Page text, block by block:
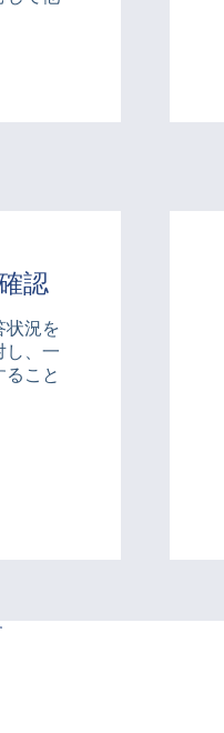
認
状況を
し、一
ること